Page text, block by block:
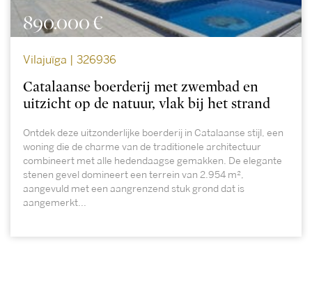
890.000 €
Vilajuïga | 326936
Catalaanse boerderij met zwembad en
uitzicht op de natuur, vlak bij het strand
Ontdek deze uitzonderlijke boerderij in Catalaanse stijl, een
woning die de charme van de traditionele architectuur
combineert met alle hedendaagse gemakken. De elegante
stenen gevel domineert een terrein van 2.954 m²,
aangevuld met een aangrenzend stuk grond dat is
aangemerkt...